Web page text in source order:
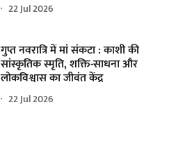
22 Jul 2026
गुप्त नवरात्रि में मां संकटा : काशी की
सांस्कृतिक स्मृति, शक्ति-साधना और
लोकविश्वास का जीवंत केंद्र
22 Jul 2026